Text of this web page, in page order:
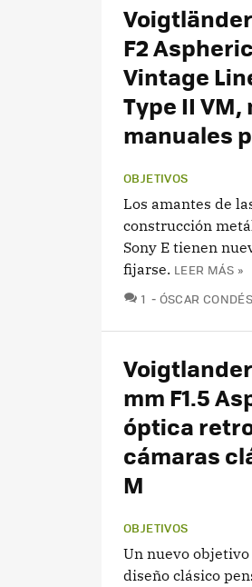
F2
Vintage
Type II
manuales
OBJETIVOS
Los amantes de
construcción
Sony E tienen
fijarse. LEER MÁS »
1 COMENTARIOS
ÓSCAR CONDÉS
mm F1.5
óptica
cámaras
M
OBJETIVOS
Un nuevo
diseño clásico